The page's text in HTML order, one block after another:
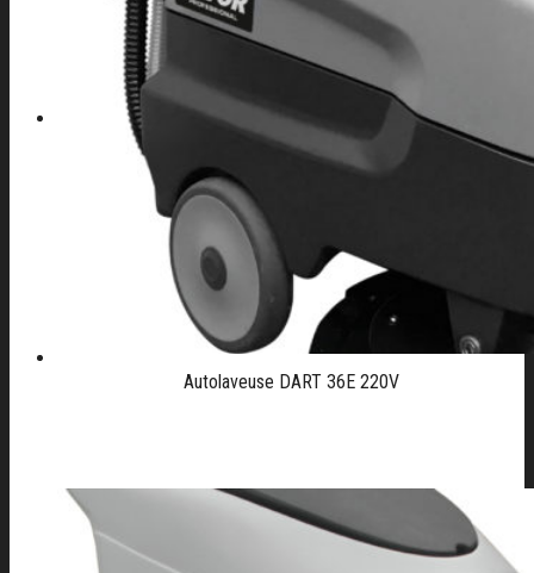
04 42 82 44 70
Autolaveuse DART 36E 220V